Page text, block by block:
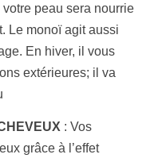
peau sera nourrie
Le monoï agit aussi
En hiver, il vous
extérieures; il va
: Vos
grâce à l’effet